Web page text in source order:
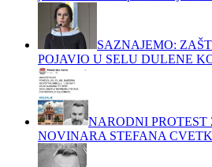
SAZNAJEMO:
POJAVIO U SELU DULENE
NARODNI PROTEST
NOVINARA STEFANA